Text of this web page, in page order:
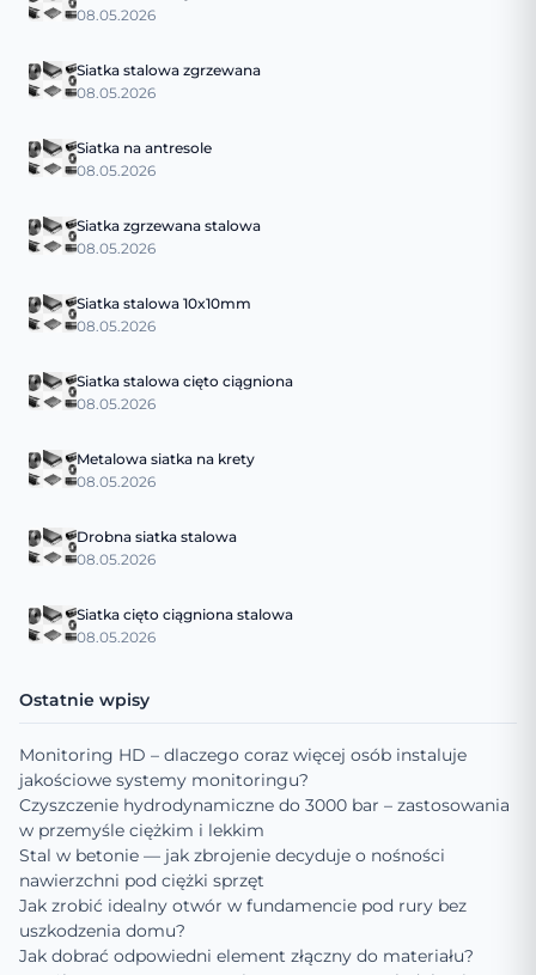
08.05.2026
Siatka stalowa zgrzewana
08.05.2026
Siatka na antresole
08.05.2026
Siatka zgrzewana stalowa
08.05.2026
Siatka stalowa 10x10mm
08.05.2026
Siatka stalowa cięto ciągniona
08.05.2026
Metalowa siatka na krety
08.05.2026
Drobna siatka stalowa
08.05.2026
Siatka cięto ciągniona stalowa
08.05.2026
Ostatnie wpisy
Monitoring HD – dlaczego coraz więcej osób instaluje
jakościowe systemy monitoringu?
Czyszczenie hydrodynamiczne do 3000 bar – zastosowania
w przemyśle ciężkim i lekkim
Stal w betonie — jak zbrojenie decyduje o nośności
nawierzchni pod ciężki sprzęt
Jak zrobić idealny otwór w fundamencie pod rury bez
uszkodzenia domu?
Jak dobrać odpowiedni element złączny do materiału?